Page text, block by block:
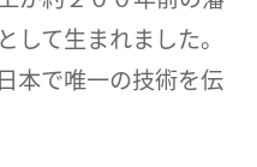
して生まれました。
本で唯一の技術を伝